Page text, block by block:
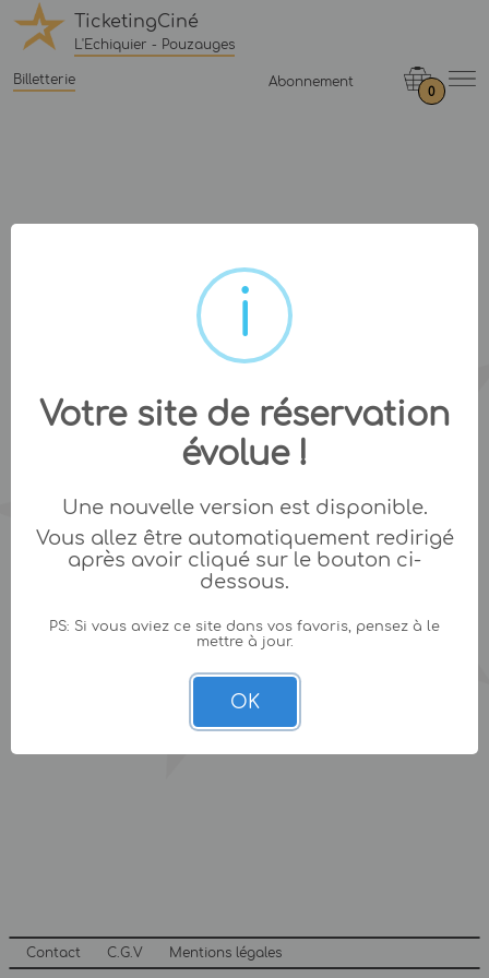
TicketingCiné
L'Echiquier - Pouzauges
Billetterie Abonnement
0
Contact C.G.V Mentions légales
Votre site de réservation
évolue !
Une nouvelle version est disponible.
Vous allez être automatiquement redirigé
après avoir cliqué sur le bouton ci-
dessous.
PS: Si vous aviez ce site dans vos favoris, pensez à le
mettre à jour.
OK